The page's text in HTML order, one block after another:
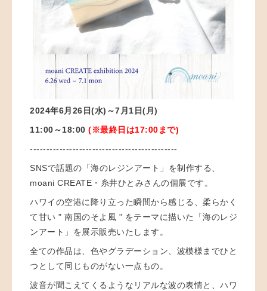
2024年6月26日(水)～7月1日(月 )
11:00～18:00 (※最終日は17:00まで)
---------------------------------------------
SNSで話題の「海のレジンアート」を制作する、
moani CREATE・糸井ひとみさんの個展です。
ハワイの空港に降り立った瞬間から感じる、柔らかく
て甘い " 南国のそよ風 " をテーマに描いた
「海のレジ
ンアート」を展示販売いたします。
全ての作品は、色やグラデーション、波模様までひと
つとして同じものがない一点もの。
波音が聞こえてくるようなリアルな波の表情と、ハワ